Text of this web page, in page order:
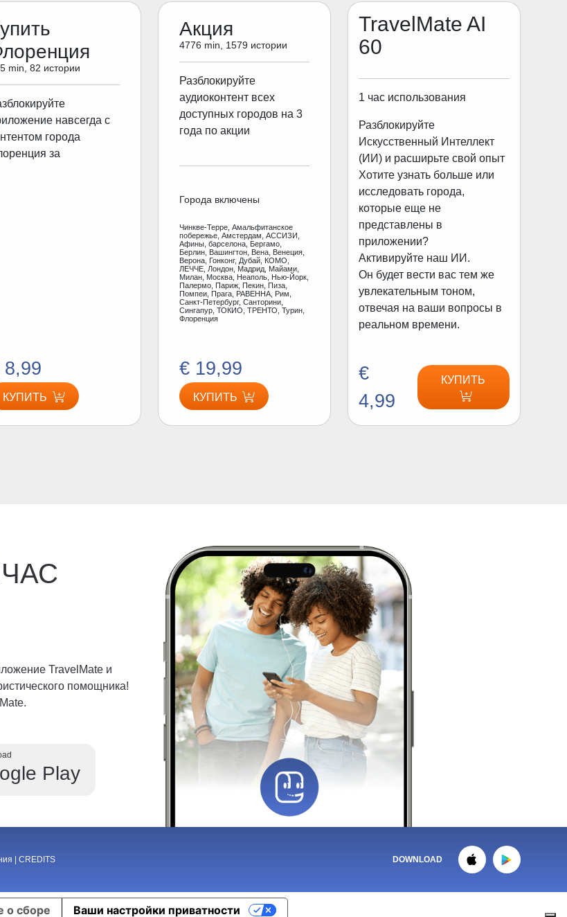
min, 82 истории
навсегда с
города
за
8,99
КУПИТЬ
Акция
4776 min, 1579 истории
Разблокируйте
аудиоконтент всех
доступных городов на 3
года по акции
Города включены
Чинкве-Терре, Амальфитанское
побережье, Амстердам, АССИЗИ,
Афины, барселона, Бергамо,
Берлин, Вашингтон, Вена, Венеция,
Верона, Гонконг, Дубай, КОМО,
ЛЕЧЧЕ, Лондон, Мадрид, Майами,
Милан, Москва, Неаполь, Нью-Йорк,
Палермо, Париж, Пекин, Пиза,
Помпеи, Прага, РАВЕННА, Рим,
Санкт-Петербург, Санторини,
Сингапур, ТОКИО, ТРЕНТО, Турин,
Флоренция
€ 19,99
КУПИТЬ
TravelMate AI
60
1 час использования
Разблокируйте
Искусственный Интеллект
(ИИ) и расширьте свой опыт
Хотите узнать больше или
исследовать города,
которые еще не
представлены в
приложении?
Активируйте наш ИИ.
Он будет вести вас тем же
увлекательным тоном,
отвечая на ваши вопросы в
реальном времени.
€
4,99
КУПИТЬ
TravelMate и
помощника!
Play
CREDITS DOWNLOAD
о сборе Ваши настройки приватности